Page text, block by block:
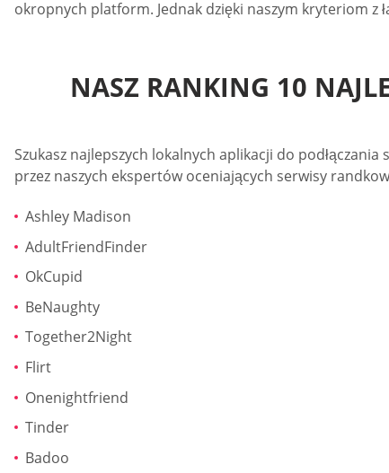
okropnych platform. Jednak dzięki naszym kryteriom z
NASZ RANKING 10
Szukasz najlepszych lokalnych aplikacji do
przez naszych ekspertów oceniających serwisy
Ashley Madison
AdultFriendFinder
OkCupid
BeNaughty
Together2Night
Flirt
Onenightfriend
Tinder
Badoo